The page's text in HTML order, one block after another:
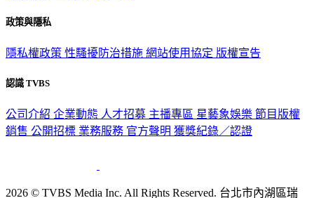
政策與隱私
隱私權政策 性騷擾防治措施 網站使用協定 版權宣告
認識 TVBS
公司介紹 企業動態 人才招募 主播專區 星藝象娛樂 節目版權
銷售 公開招標 業務服務 官方聲明 獲獎紀錄／認證
2026 © TVBS Media Inc. All Rights Reserved. 台北市內湖區瑞